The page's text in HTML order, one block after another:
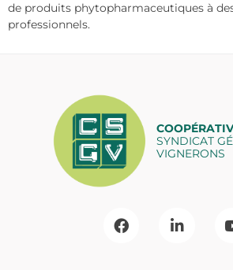
de produits phytopharmaceutiques à
professionnels.
SYNDICAT
VIGNERONS